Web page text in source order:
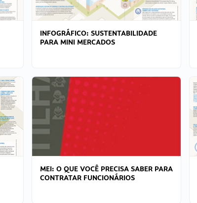
INFOGRÁFICO: SUSTENTABILIDADE
PARA MINI MERCADOS
MEI: O QUE VOCÊ PRECISA SABER PARA
CONTRATAR FUNCIONÁRIOS